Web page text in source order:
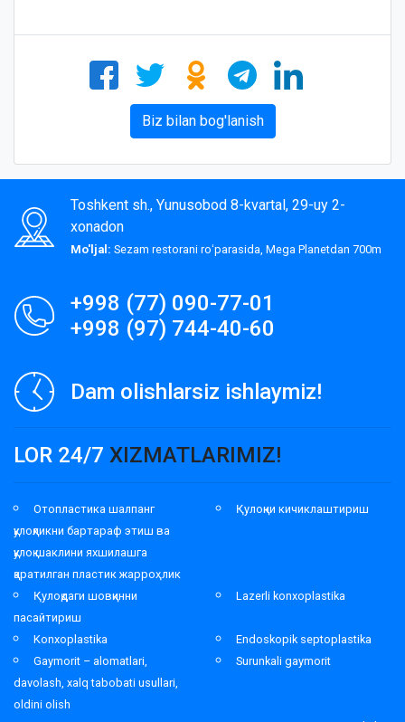
Biz bilan bog'lanish
Toshkent sh., Yunusobod 8-kvartal, 29-uy 2-
xonadon
Mo'ljal: Sezam restorani roʻparasida, Mega Planetdan 700m
+998 (77) 090-77-01
+998 (97) 744-40-60
Dam olishlarsiz ishlaymiz!
LOR 24/7 XIZMATLARIMIZ!
Отопластика шалпанг
қулоқликни бартараф этиш ва
қулоқ шаклини яхшилашга
қаратилган пластик жарроҳлик
Қулоқни кичиклаштириш
Қулоқдаги шовқинни
пасайтириш
Lazerli konxoplastika
Konxoplastika
Endoskopik septoplastika
Gaymorit – alomatlari,
davolash, xalq tabobati usullari,
oldini olish
Surunkali gaymorit